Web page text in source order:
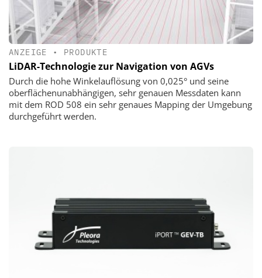
ANZEIGE • PRODUKTE
LiDAR-Technologie zur Navigation von AGVs
Durch die hohe Winkelauflösung von 0,025° und seine
oberflächenunabhängigen, sehr genauen Messdaten kann
mit dem ROD 508 ein sehr genaues Mapping der Umgebung
durchgeführt werden.